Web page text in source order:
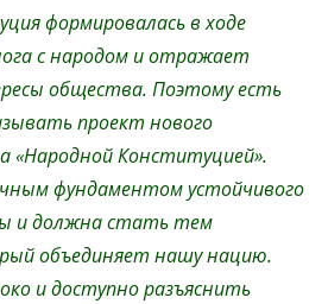
формировалась в ходе
с народом и отражает
общества. Поэтому есть
проект нового
«Народной Конституцией».
фундаментом устойчивого
и должна стать тем
объединяет нашу нацию.
и доступно разъяснить